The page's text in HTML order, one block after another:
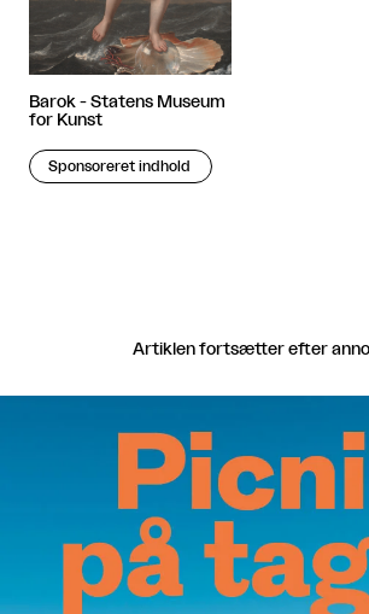
Barok - Statens Museum
for Kunst
Sponsoreret indhold
Artiklen fortsætter efter